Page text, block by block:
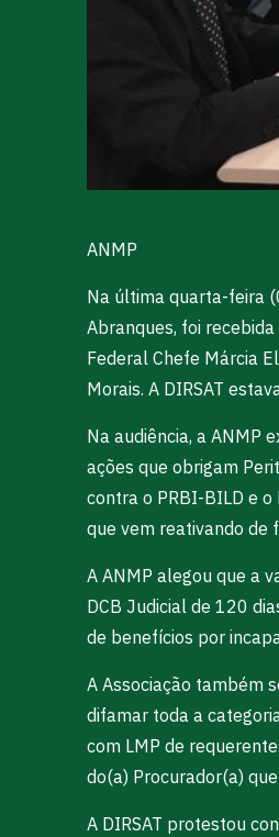
ANMP
Na última quarta-feira
Abranques, foi
Federal Chefe Márcia
Morais. A DIRSAT
Na audiência, a ANMP
ações que obrigam
contra o PRBI-BILD e
que vem reativando de
A ANMP alegou que a
DCB Judicial de 120
de benefícios por
A Associação também
difamar toda a
com LMP de
do(a) Procurador(a)
A DIRSAT protestou